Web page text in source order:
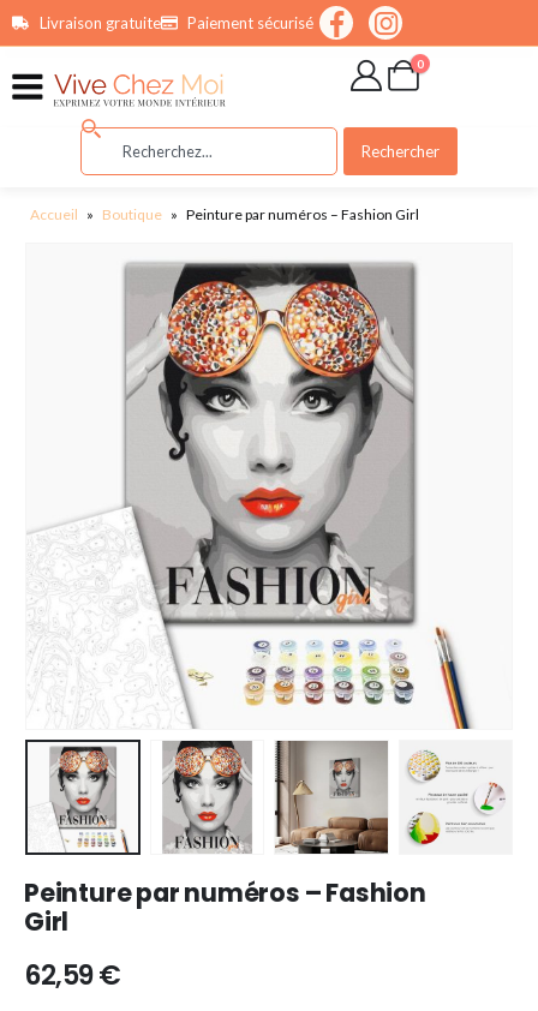
principalLivraison gratuite Paiement sécurisé
0
Rechercher
Accueil » Boutique » Peinture par numéros – Fashion Girl
Peinture par numéros – Fashion
Girl
62,59€